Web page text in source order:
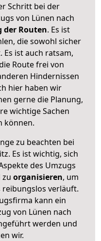
Schritt bei der
von Lünen nach
der Routen. Es ist
die sowohl sicher
Es ist auch ratsam,
Route frei von
Hindernissen
hier haben wir
gerne die Planung,
wichtige Sachen
können.
zu beachten bei
Es ist wichtig, sich
des Umzugs
zu organisieren, um
reibungslos verläuft.
kann ein
von Lünen nach
werden und
wir.